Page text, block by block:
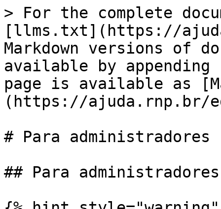
> For the complete
[llms.txt](https://
Markdown versions of
available by
page is available as
(https://ajuda.rnp.br/
# Para administradores
## Para